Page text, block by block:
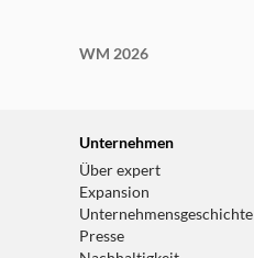
WM 2026
Unternehmen
Über expert
Expansion
Unternehmensgeschichte
Presse